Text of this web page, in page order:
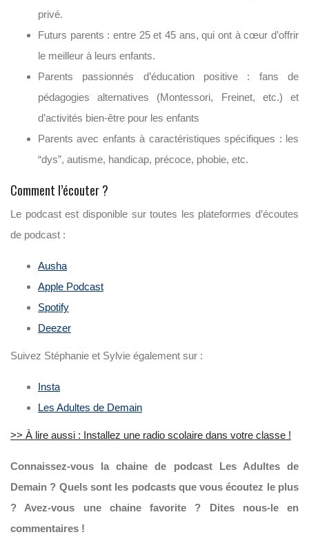
privé.
Futurs parents : entre 25 et 45 ans, qui ont à cœur d’offrir
le meilleur à leurs enfants.
Parents passionnés d’éducation positive : fans de
pédagogies alternatives (Montessori, Freinet, etc.) et
d’activités bien-être pour les enfants
Parents avec enfants à caractéristiques spécifiques : les
“dys”, autisme, handicap, précoce, phobie, etc.
Comment l’écouter ?
Le podcast est disponible sur toutes les plateformes d’écoutes
de podcast :
Ausha
Apple Podcast
Spotify
Deezer
Suivez Stéphanie et Sylvie également sur :
Insta
Les Adultes de Demain
>> À lire aussi : Installez une radio scolaire dans votre classe !
Connaissez-vous la chaine de podcast Les Adultes de
Demain ? Quels sont les podcasts que vous écoutez le plus
? Avez-vous une chaine favorite ? Dites nous-le en
commentaires !